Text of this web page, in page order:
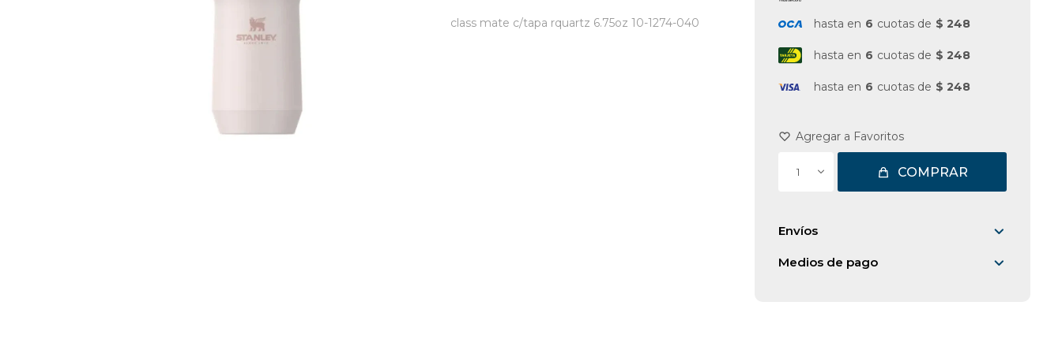
class mate c/tapa rquartz 6.75oz 10-1274-040 hasta en 6 cuotas de $ 248
hasta en 6 cuotas de $ 248
hasta en 6 cuotas de $ 248
1 COMPRAR
Envíos
Medios de pago